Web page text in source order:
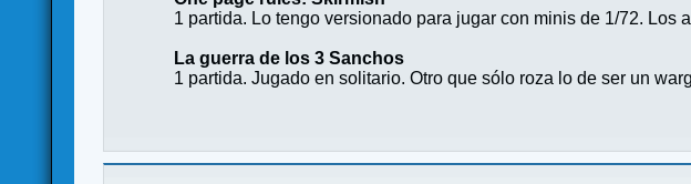
1 partida. Lo tengo versionado para jugar con minis de 1/72.
La guerra de los 3 Sanchos
1 partida. Jugado en solitario. Otro que sólo roza lo de ser un